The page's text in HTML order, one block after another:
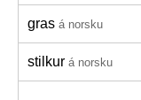
gras á norsku
stilkur á norsku